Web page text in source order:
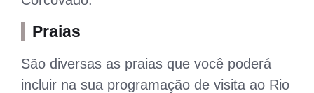
Praias
São diversas as praias que você poderá
incluir na sua programação de visita ao Rio